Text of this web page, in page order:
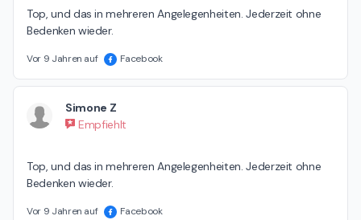
Top, und das in mehreren Angelegenheiten. Jederzeit ohne
Bedenken wieder.
Vor 9 Jahren auf Facebook
Simone Z
Empfiehlt
Top, und das in mehreren Angelegenheiten. Jederzeit ohne
Bedenken wieder.
Vor 9 Jahren auf Facebook